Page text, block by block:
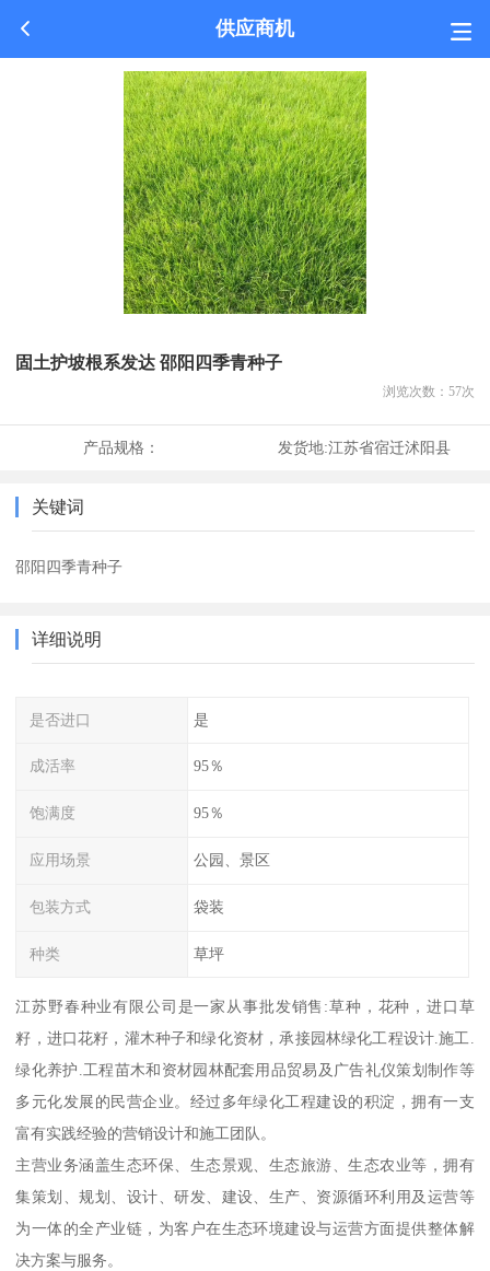
供应商机
固土护坡根系发达 邵阳四季青种子
浏览次数： 57次
产品规格： 发货地:江苏省宿迁沭阳县
关键词
邵阳四季青种子
详细说明
是否进口 是
成活率 95％
饱满度 95％
应用场景 公园、景区
包装方式 袋装
种类 草坪
江苏野春种业有限公司是一家从事批发销售:草种，花种，进口草
籽，进口花籽，灌木种子和绿化资材，承接园林绿化工程设计.施工.
绿化养护.工程苗木和资材园林配套用品贸易及广告礼仪策划制作等
多元化发展的民营企业。经过多年绿化工程建设的积淀，拥有一支
富有实践经验的营销设计和施工团队。
主营业务涵盖生态环保、生态景观、生态旅游、生态农业等，拥有
集策划、规划、设计、研发、建设、生产、资源循环利用及运营等
为一体的全产业链，为客户在生态环境建设与运营方面提供整体解
决方案与服务。